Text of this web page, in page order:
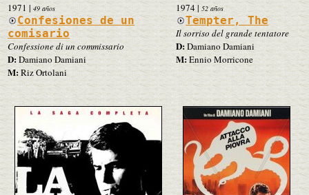
1971 | 49 años
Confesiones de un
comisario
Confessione di un commissario
D:Damiano Damiani
M:Riz Ortolani
1974| 52 años
Tempter, The
Il sorriso del grande tentatore
D:Damiano Damiani
M:Ennio Morricone